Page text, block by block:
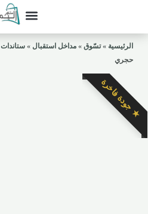
الرئيسية »تسّوق » مداخل استقبال » ستاندات
حجري
★ جودة فاخرة